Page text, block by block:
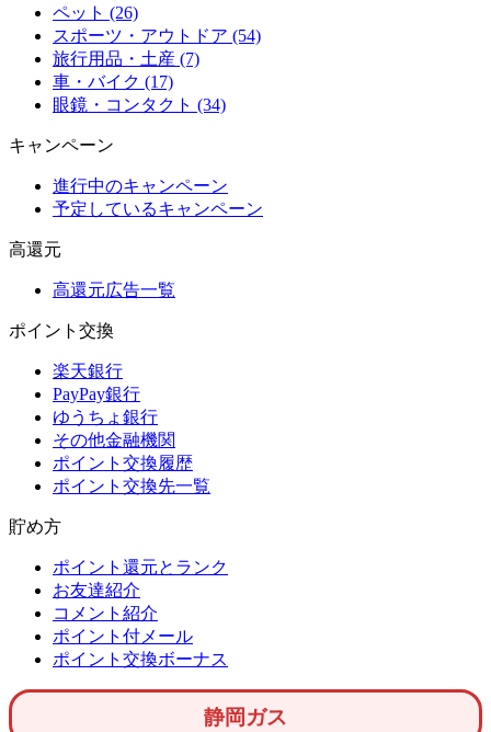
ペット (26)
スポーツ・アウトドア (54)
旅行用品・土産 (7)
車・バイク (17)
眼鏡・コンタクト (34)
キャンペーン
進行中のキャンペーン
予定しているキャンペーン
高還元
高還元広告一覧
ポイント交換
楽天銀行
PayPay銀行
ゆうちょ銀行
その他金融機関
ポイント交換履歴
ポイント交換先一覧
貯め方
ポイント還元とランク
お友達紹介
コメント紹介
ポイント付メール
ポイント交換ボーナス
静岡ガス